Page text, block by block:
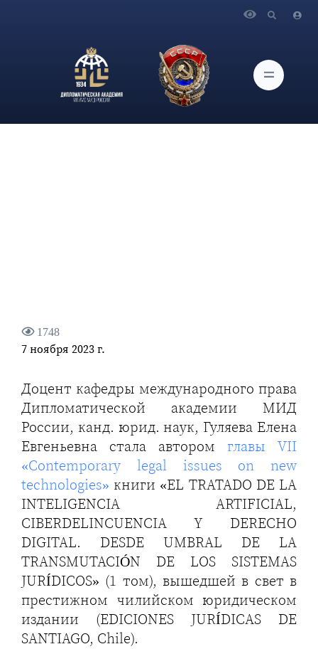
академии МИД России, канд. юрид. наук, Гуляева Елена
Евгеньевна стала автором главы VII «Contemporary legal
issues on new technologies» книги «EL TRATADO DE LA
INTELIGENCIA ARTIFICIAL, CIBERDELINCUENCIA
1748
7 ноября 2023 г.
Доцент кафедры международного права
Дипломатической академии МИД
России, канд. юрид. наук, Гуляева Елена
Евгеньевна стала автором главы VII
«Contemporary legal issues on new
technologies» книги «EL TRATADO DE LA
INTELIGENCIA ARTIFICIAL,
CIBERDELINCUENCIA Y DERECHO
DIGITAL. DESDE UMBRAL DE LA
TRANSMUTACIÓN DE LOS SISTEMAS
JURÍDICOS» (1 том), вышедшей в свет в
престижном чилийском юридическом
издании (EDICIONES JURÍDICAS DE
SANTIAGO, Chile).